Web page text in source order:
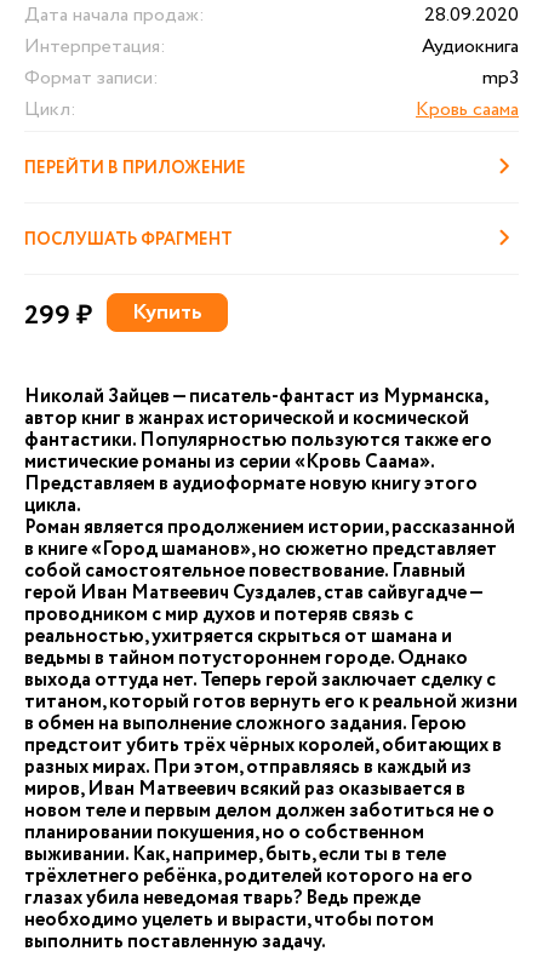
Дата начала продаж:
28.09.2020
Интерпретация:
Аудиокнига
Формат записи:
mp3
Цикл:
Кровь саама
ПЕРЕЙТИ В ПРИЛОЖЕНИЕ
ПОСЛУШАТЬ ФРАГМЕНТ
299 ₽ Купить
Николай Зайцев — писатель-фантаст из Мурманска,
автор книг в жанрах исторической и космической
фантастики. Популярностью пользуются также его
мистические романы из серии «Кровь Саама».
Представляем в аудиоформате новую книгу этого
цикла.
Роман является продолжением истории, рассказанной
в книге «Город шаманов», но сюжетно представляет
собой самостоятельное повествование. Главный
герой Иван Матвеевич Суздалев, став сайвугадче —
проводником с мир духов и потеряв связь с
реальностью, ухитряется скрыться от шамана и
ведьмы в тайном потустороннем городе. Однако
выхода оттуда нет. Теперь герой заключает сделку с
титаном, который готов вернуть его к реальной жизни
в обмен на выполнение сложного задания. Герою
предстоит убить трёх чёрных королей, обитающих в
разных мирах. При этом, отправляясь в каждый из
миров, Иван Матвеевич всякий раз оказывается в
новом теле и первым делом должен заботиться не о
планировании покушения, но о собственном
выживании. Как, например, быть, если ты в теле
трёхлетнего ребёнка, родителей которого на его
глазах убила неведомая тварь? Ведь прежде
необходимо уцелеть и вырасти, чтобы потом
выполнить поставленную задачу.